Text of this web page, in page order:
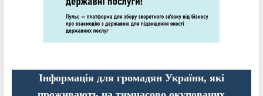
Інформація для громадян України, які